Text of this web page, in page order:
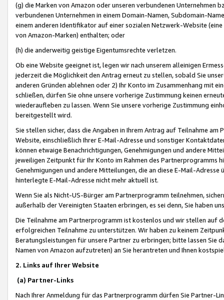
(g) die Marken von Amazon oder unseren verbundenen Unternehmen
verbundenen Unternehmen in einem Domain-Namen, Subdomain-
einem anderen Identifikator auf einer sozialen Netzwerk-Website
von Amazon-Marken) enthalten; oder
(h) die anderweitig geistige Eigentumsrechte verletzen.
Ob eine Website geeignet ist, legen wir nach unserem alleinigen
jederzeit die Möglichkeit den Antrag erneut zu stellen, sobald Sie
anderen Gründen ablehnen oder 2) Ihr Konto im Zusammenhang mit
schließen, dürfen Sie ohne unsere vorherige Zustimmung keinen
wiederaufleben zu lassen. Wenn Sie unsere vorherige Zustimmung
bereitgestellt wird.
Sie stellen sicher, dass die Angaben in Ihrem Antrag auf Teilnahme
Website, einschließlich Ihrer E-Mail-Adresse und sonstiger
können etwaige Benachrichtigungen, Genehmigungen und andere
jeweiligen Zeitpunkt für Ihr Konto im Rahmen des Partnerprogramms
Genehmigungen und andere Mitteilungen, die an diese E-Mail-
hinterlegte E-Mail-Adresse nicht mehr aktuell ist.
Wenn Sie als Nicht-US-Bürger am Partnerprogramm teilnehmen,
außerhalb der Vereinigten Staaten erbringen, es sei denn, Sie haben
Die Teilnahme am Partnerprogramm ist kostenlos und wir stellen auf
erfolgreichen Teilnahme zu unterstützen. Wir haben zu keinem
Beratungsleistungen für unsere Partner zu erbringen; bitte lassen Sie
Namen von Amazon aufzutreten) an Sie herantreten und Ihnen
2. Links auf Ihrer Website
(a) Partner-Links
Nach Ihrer Anmeldung für das Partnerprogramm dürfen Sie Partner-